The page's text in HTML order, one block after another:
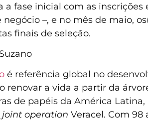
a fase inicial com as
negócio –, e no mês de maio,
finais de seleção.
é referência global no
renovar a vida a partir da
de papéis da América
joint operation Veracel. Com